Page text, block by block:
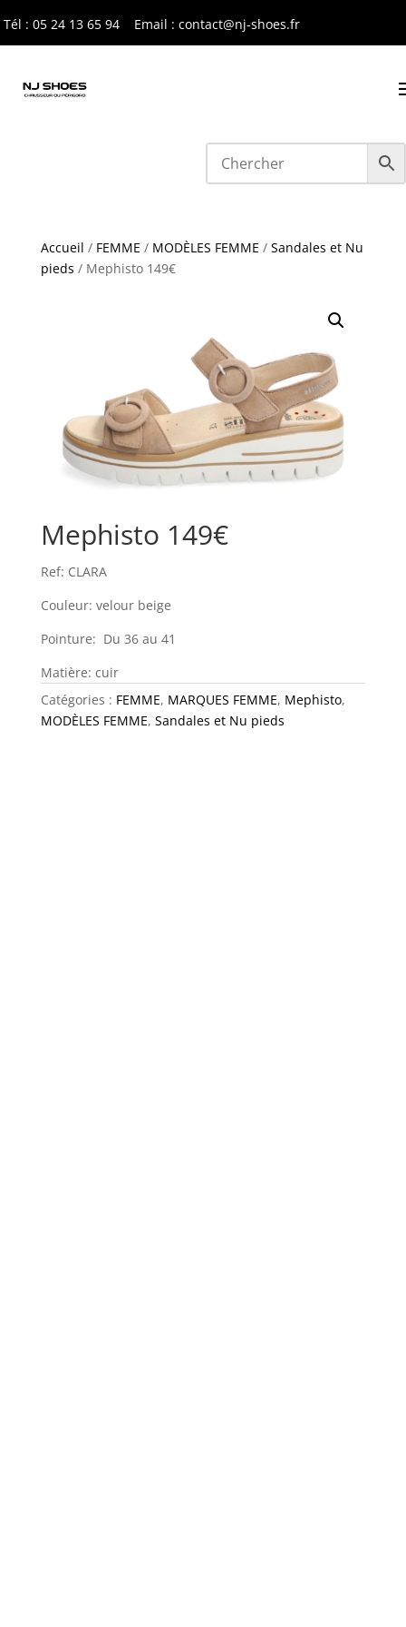
Tél : 05 24 13 65 94 Email : contact@nj-shoes.fr
Accueil / FEMME / MODÈLES FEMME / Sandales et Nu
pieds / Mephisto 149€
Mephisto 149€
Ref: CLARA
Couleur: velour beige
Pointure: Du 36 au 41
Matière: cuir
Catégories : FEMME, MARQUES FEMME, Mephisto,
MODÈLES FEMME, Sandales et Nu pieds